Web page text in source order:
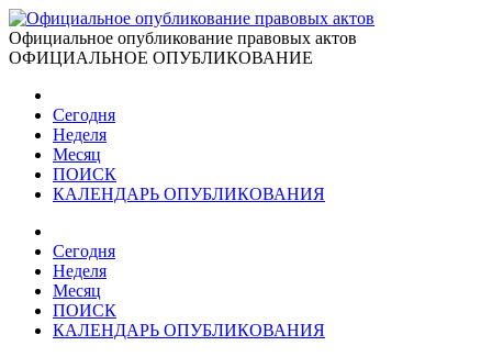
Официальное опубликование правовых актов
ОФИЦИАЛЬНОЕ ОПУБЛИКОВАНИЕ
Сегодня
Неделя
Месяц
ПОИСК
КАЛЕНДАРЬ ОПУБЛИКОВАНИЯ
Сегодня
Неделя
Месяц
ПОИСК
КАЛЕНДАРЬ ОПУБЛИКОВАНИЯ